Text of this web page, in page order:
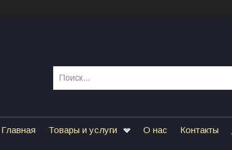
Главная Товары и услуги О нас Контакты